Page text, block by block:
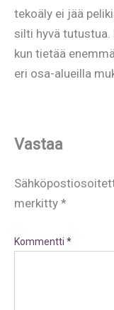
tekoäly ei jää
silti hyvä tutustua.
kun tietää
eri osa-alueilla
Vastaa
merkitty *
Kommentti *